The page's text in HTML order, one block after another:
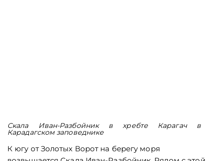
Скала Иван-Разбойник в хребте Карагач в
Карадагском заповеднике
К югу от Золотых Ворот на берегу моря